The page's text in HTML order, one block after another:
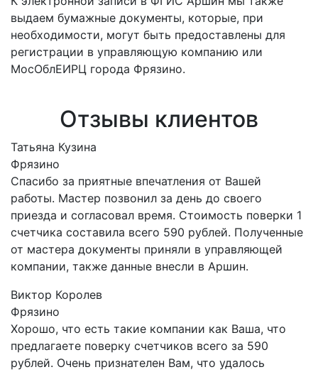
выдаем бумажные документы, которые, при
необходимости, могут быть предоставлены для
регистрации в управляющую компанию или
МосОблЕИРЦ города Фрязино.
Отзывы клиентов
Татьяна Кузина
Фрязино
Спасибо за приятные впечатления от Вашей
работы. Мастер позвонил за день до своего
приезда и согласовал время. Стоимость поверки 1
счетчика составила всего 590 рублей. Полученные
от мастера документы приняли в управляющей
компании, также данные внесли в Аршин.
Виктор Королев
Фрязино
Хорошо, что есть такие компании как Ваша, что
предлагаете поверку счетчиков всего за 590
рублей. Очень признателен Вам, что удалось